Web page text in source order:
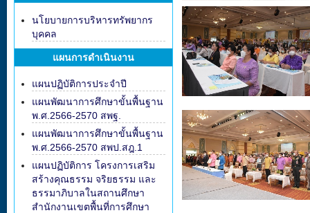
นโยบายการบริหารทรัพยากร
บุคคล
แผนการดำเนินงาน
แผนปฏิบัติการประจำปี
แผนพัฒนาการศึกษาขั้นพื้นฐาน
พ.ศ.2566-2570 สพฐ.
แผนพัฒนาการศึกษาขั้นพื้นฐาน
พ.ศ.2566-2570 สพป.สฎ.1
แผนปฏิบัติการ โครงการเสริม
สร้างคุณธรรม จริยธรรม และ
ธรรมาภิบาลในสถานศึกษา
สำนักงานเขตพื้นที่การศึกษา